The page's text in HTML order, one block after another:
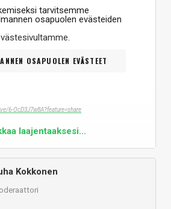
tarvitsemme
osapuolen evästeiden
OSAPUOLEN EVÄSTEET
6-OcD3J7w8A?feature=share
laajentaaksesi...
Kokkonen